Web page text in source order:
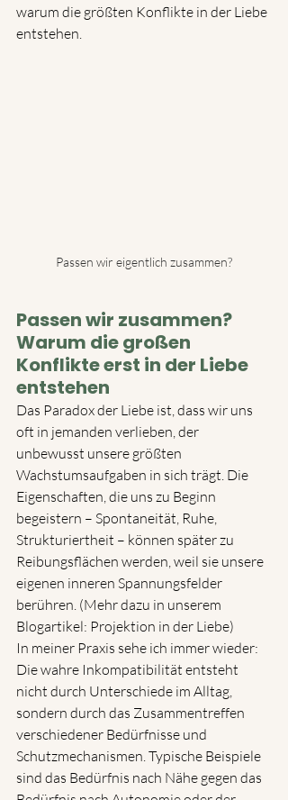
warum die größten Konflikte in der Liebe
entstehen.
Passen wir eigentlich zusammen?
Passen wir zusammen?
Warum die großen
Konflikte erst in der Liebe
entstehen
Das Paradox der Liebe ist, dass wir uns
oft in jemanden verlieben, der
unbewusst unsere größten
Wachstumsaufgaben in sich trägt. Die
Eigenschaften, die uns zu Beginn
begeistern – Spontaneität, Ruhe,
Strukturiertheit – können später zu
Reibungsflächen werden, weil sie unsere
eigenen inneren Spannungsfelder
berühren. (Mehr dazu in unserem
Blogartikel: Projektion in der Liebe)
In meiner Praxis sehe ich immer wieder:
Die wahre Inkompatibilität entsteht
nicht durch Unterschiede im Alltag,
sondern durch das Zusammentreffen
verschiedener Bedürfnisse und
Schutzmechanismen. Typische Beispiele
sind das Bedürfnis nach Nähe gegen das